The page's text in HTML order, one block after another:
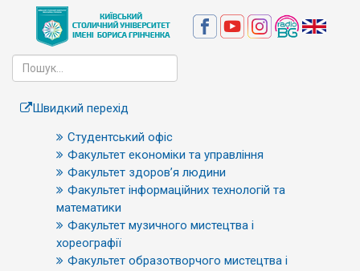
Швидкий перехід
Студентський офіс
Факультет економіки та управління
Факультет здоров’я людини
Факультет інформаційних технологій та
математики
Факультет музичного мистецтва і
хореографії
Факультет образотворчого мистецтва і